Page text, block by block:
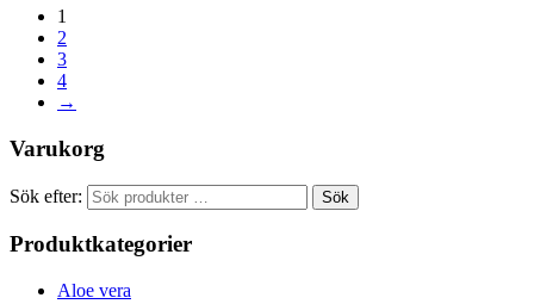
1
2
3
4
→
Varukorg
Sök efter: Sök
Produktkategorier
Aloe vera